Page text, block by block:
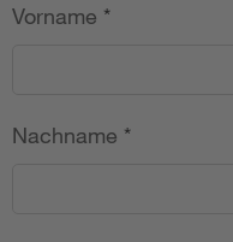
Vorname *
Nachname *